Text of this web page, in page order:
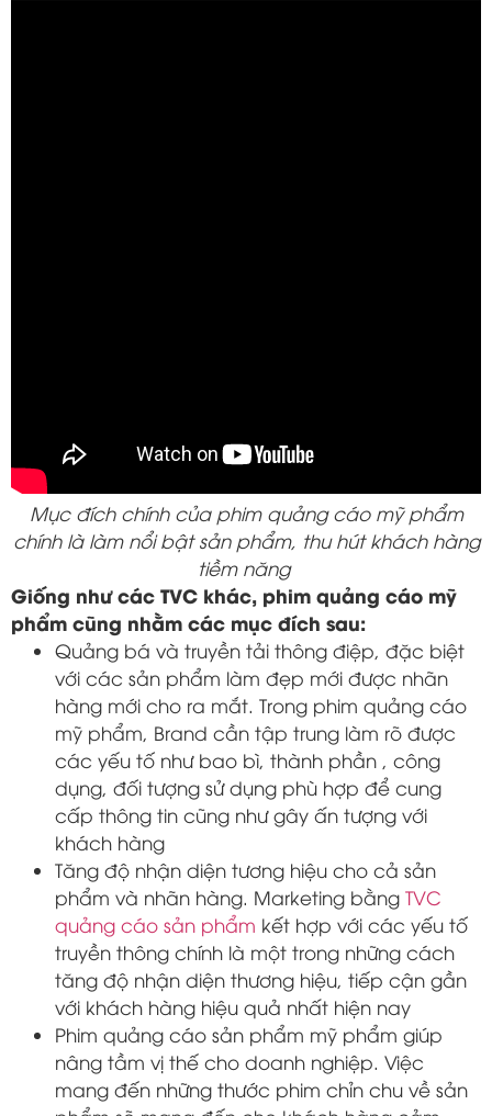
Mục đích chính của phim quảng cáo mỹ phẩm
chính là làm nổi bật sản phẩm, thu hút khách hàng
tiềm năng
Giống như các TVC khác, phim quảng cáo mỹ
phẩm cũng nhằm các mục đích sau:
Quảng bá và truyền tải thông điệp, đặc biệt
với các sản phẩm làm đẹp mới được nhãn
hàng mới cho ra mắt. Trong phim quảng cáo
mỹ phẩm, Brand cần tập trung làm rõ được
các yếu tố như bao bì, thành phần , công
dụng, đối tượng sử dụng phù hợp để cung
cấp thông tin cũng như gây ấn tượng với
khách hàng
Tăng độ nhận diện tương hiệu cho cả sản
phẩm và nhãn hàng. Marketing bằng TVC
quảng cáo sản phẩm kết hợp với các yếu tố
truyền thông chính là một trong những cách
tăng độ nhận diện thương hiệu, tiếp cận gần
với khách hàng hiệu quả nhất hiện nay
Phim quảng cáo sản phẩm mỹ phẩm giúp
nâng tầm vị thế cho doanh nghiệp. Việc
mang đến những thước phim chỉn chu về sản